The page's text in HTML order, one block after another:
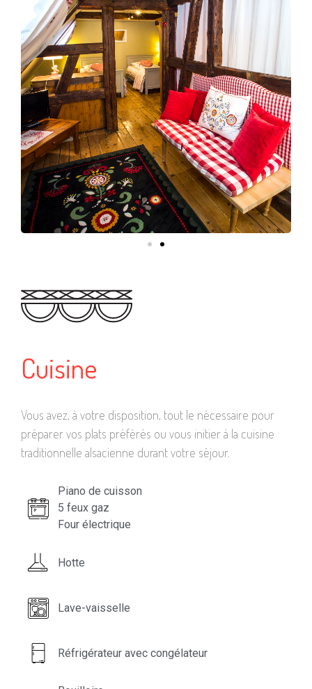
Cuisine
Vous avez, à votre disposition, tout le nécessaire pour
préparer vos plats préférés ou vous initier à la cuisine
traditionnelle alsacienne durant votre séjour.
Piano de cuisson
5 feux gaz
Four électrique
Hotte
Lave-vaisselle
Réfrigérateur avec congélateur